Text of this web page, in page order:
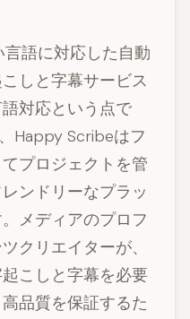
語に対応した自動
しと字幕サービス
対応という点で
Happy Scribeはフ
プロジェクトを管
ンドリーなプラッ
メディアのプロフ
クリエイターが、
こしと字幕を必要
品質を保証するた